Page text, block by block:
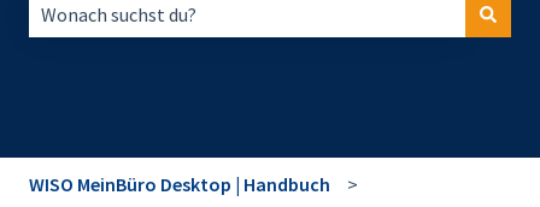
WISO MeinBüro Desktop | Handbuch